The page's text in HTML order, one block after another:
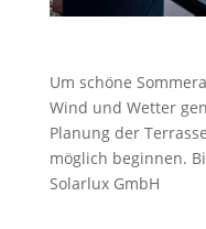
Um schöne
Wind und Wetter
Planung der
möglich beginnen.
Solarlux GmbH